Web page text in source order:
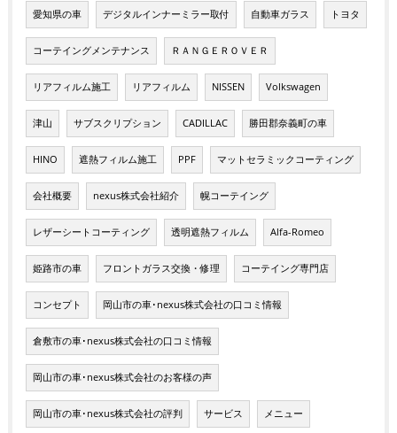
愛知県の車 デジタルインナーミラー取付 自動車ガラス トヨタ
コーテイングメンテナンス ＲＡＮＧＥＲＯＶＥＲ
リアフィルム施工 リアフィルム NISSEN Volkswagen
津山 サブスクリプション CADILLAC 勝田郡奈義町の車
HINO 遮熱フィルム施工 PPF マットセラミックコーティング
会社概要 nexus株式会社紹介 幌コーテイング
レザーシートコーティング 透明遮熱フィルム Alfa-Romeo
姫路市の車 フロントガラス交換・修理 コーテイング専門店
コンセプト 岡山市の車･nexus株式会社の口コミ情報
倉敷市の車･nexus株式会社の口コミ情報
岡山市の車･nexus株式会社のお客様の声
岡山市の車･nexus株式会社の評判 サービス メニュー